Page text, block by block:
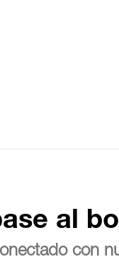
al
con